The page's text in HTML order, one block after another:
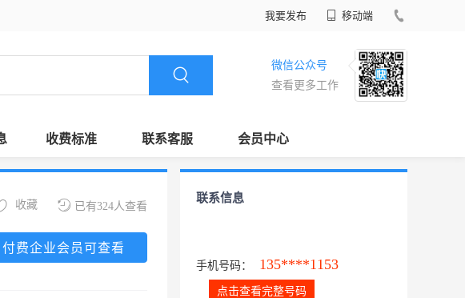
我要发布 移动端
微信公众号
查看更多工作
收费标准 联系客服 会员中心
已有324人查看
收藏
付费企业会员可查看
联系信息
手机号码： 135****1153
点击查看完整号码